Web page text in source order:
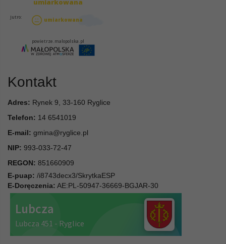
Kontakt
Adres: Rynek 9, 33-160 Ryglice
Telefon: 14 6541019
E-mail: gmina@ryglice.pl
NIP: 993-033-72-47
REGON: 851660909
E-puap: /i8743decx3/SkrytkaESP
E-Doręczenia: AE:PL-50947-36669-BGJAR-30